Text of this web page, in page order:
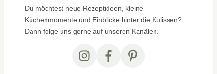
Du möchtest neue Rezeptideen, kleine
Küchenmomente und Einblicke hinter die Kulissen?
Dann folge uns gerne auf unseren Kanälen.